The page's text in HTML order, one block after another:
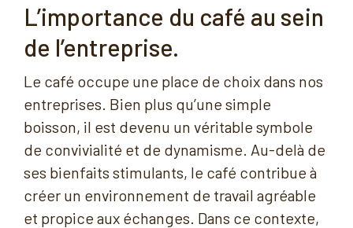
L’importance du café au sein
de l’entreprise.
Le café occupe une place de choix dans nos
entreprises. Bien plus qu’une simple
boisson, il est devenu un véritable symbole
de convivialité et de dynamisme. Au-delà de
ses bienfaits stimulants, le café contribue à
créer un environnement de travail agréable
et propice aux échanges. Dans ce contexte,